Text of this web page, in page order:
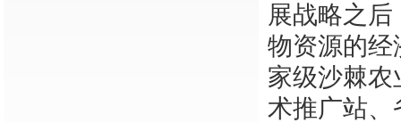
展战略之
物资源的经
家级沙棘
术推广站、